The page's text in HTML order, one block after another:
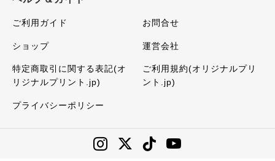
ご利用ガイド お問合せ
ショップ 運営会社
特定商取引に関する表記(オ
リジナルプリント.jp)
ご利用規約(オリジナルプリ
ント.jp)
プライバシーポリシー